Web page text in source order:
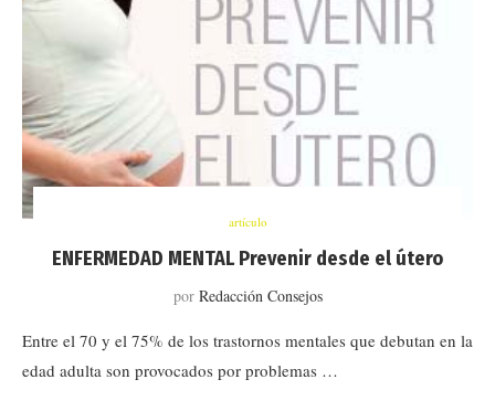
artículo
ENFERMEDAD MENTAL Prevenir desde el útero
por Redacción Consejos
Entre el 70 y el 75% de los trastornos mentales que debutan en la
edad adulta son provocados por problemas …